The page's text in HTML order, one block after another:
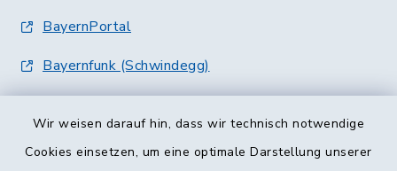
Wir weisen darauf hin, dass wir technisch notwendige
Cookies einsetzen, um eine optimale Darstellung unserer
BayernPortal
Bayernfunk (Schwindegg)